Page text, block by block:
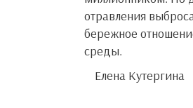
отравления
бережное
среды.
Елена Кутергина